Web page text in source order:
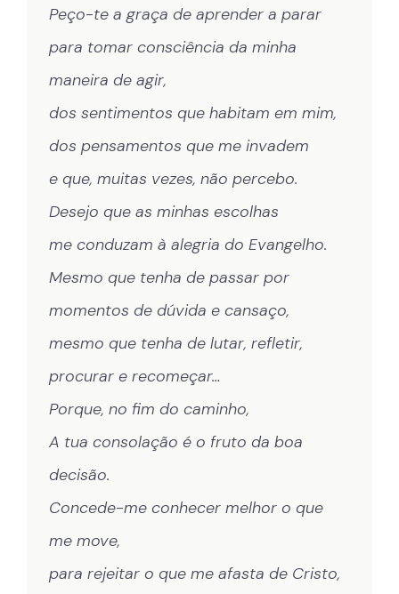
Peço-te a graça de aprender a parar
para tomar consciência da minha
maneira de agir,
dos sentimentos que habitam em mim,
dos pensamentos que me invadem
e que, muitas vezes, não percebo.
Desejo que as minhas escolhas
me conduzam à alegria do Evangelho.
Mesmo que tenha de passar por
momentos de dúvida e cansaço,
mesmo que tenha de lutar, refletir,
procurar e recomeçar…
Porque, no fim do caminho,
A tua consolação é o fruto da boa
decisão.
Concede-me conhecer melhor o que
me move,
para rejeitar o que me afasta de Cristo,